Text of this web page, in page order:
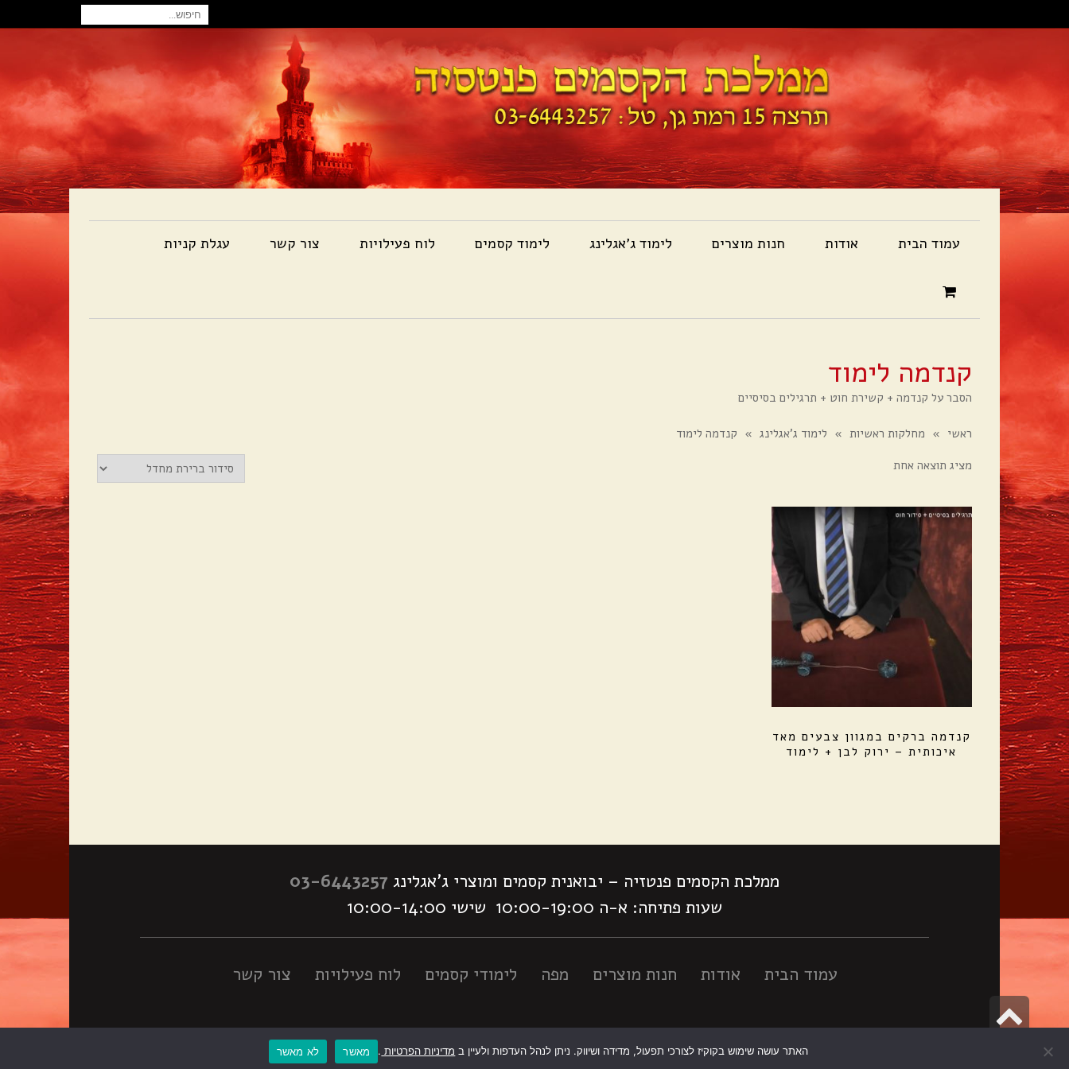
חיפוש
עמוד הבית אודות חנות מוצרים לימוד ג'אגלינג לימוד קסמים לוח פעילויות צור קשר עגלת קניות
קנדמה לימוד
הסבר על קנדמה + קשירת חוט + תרגילים בסיסיים
ראשי » מחלקות ראשיות » לימוד ג'אגלינג » קנדמה לימוד
מציג תוצאה אחת
קנדמה ברקים במגוון צבעים מאד
איכותית – ירוק לבן + לימוד
ממלכת הקסמים פנטזיה – יבואנית קסמים ומוצרי ג'אגלינג 03-6443257
שעות פתיחה: א-ה 10:00-19:00 שישי 10:00-14:00
עמוד הבית אודות חנות מוצרים מפה לימודי קסמים לוח פעילויות צור קשר
האתר עושה שימוש בקוקיז לצורכי תפעול, מדידה ושיווק. ניתן לנהל העדפות ולעיין ב מדיניות הפרטיות . מאשר לא מאשר